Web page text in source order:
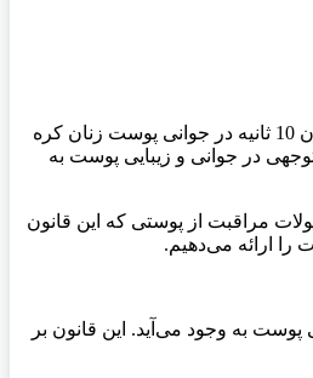
جوانی پوست یکی از مسائل مهم در زندگی هر انسان است، به خصوص برای زنان کره ای که به زیبایی و جوانی پوست خود بسیار اهمیت می‌دهند. همچنین، به بررسی قانون 10 ثانیه در جوانی پوست زنان کره
از پوست، تاثیرات قابل توجهی در جوانی و زیبایی پوست به
محصولات مراقبت از پوستی که این قانون
را ارائه می‌دهیم.
در جوانی و زیبایی پوست به وجود می‌آید. این قانون بر